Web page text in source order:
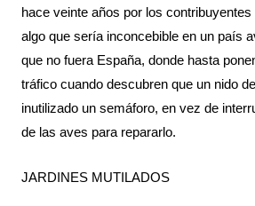
hace veinte años por los
algo que sería inconcebible en un país
que no fuera España, donde hasta
tráfico cuando descubren que un nido
inutilizado un semáforo, en vez de
de las aves para repararlo.
JARDINES MUTILADOS